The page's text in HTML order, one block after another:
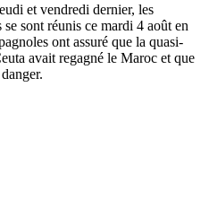
et vendredi dernier, les
sont réunis ce mardi 4 août en
ont assuré que la quasi-
avait regagné le Maroc et que